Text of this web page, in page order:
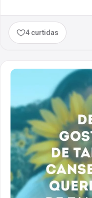
4 curtidas